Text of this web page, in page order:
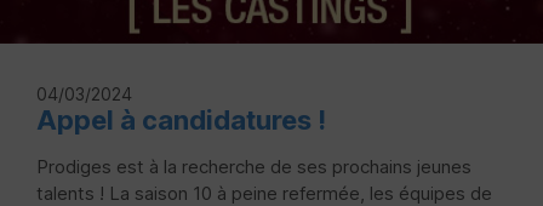
04/03/2024
Appel à candidatures !
Prodiges est à la recherche de ses prochains jeunes
talents ! La saison 10 à peine refermée, les équipes de